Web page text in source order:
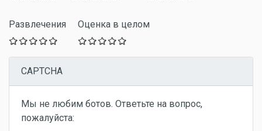
Развлечения Оценка в целом
CAPTCHA
Мы не любим ботов. Ответьте на вопрос,
пожалуйста: